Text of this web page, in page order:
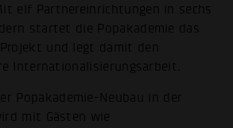
elf Partnereinrichtungen in sechs
startet die Popakademie das
Projekt und legt damit den
Internationalisierungsarbeit.
Popakademie-Neubau in der
mit Gästen wie